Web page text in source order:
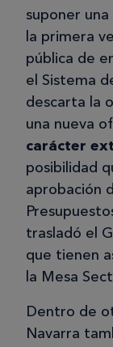
suponer
la primera
pública de
el Sistema
descarta la
una nueva
carácter
posibilidad
aprobación
trasladó el
que tienen
la Mesa
Dentro de
Navarra